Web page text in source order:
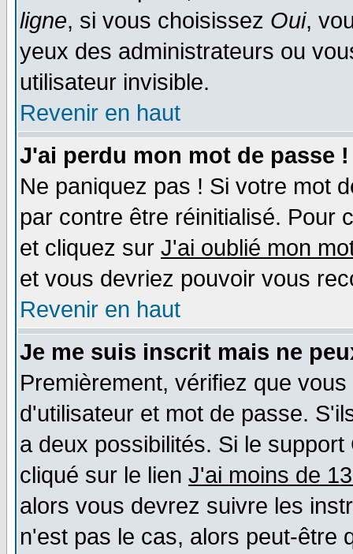
ligne, si vous choisissez Oui,
yeux des administrateurs ou
utilisateur invisible.
Revenir en haut
J'ai perdu mon mot de passe !
Ne paniquez pas ! Si votre mot
par contre être réinitialisé. Pour
et cliquez sur J'ai oublié mon
et vous devriez pouvoir vous
Revenir en haut
Je me suis inscrit mais ne
Premièrement, vérifiez que
d'utilisateur et mot de passe.
a deux possibilités. Si le
cliqué sur le lien J'ai moins de
alors vous devrez suivre les
n'est pas le cas, alors peut-être